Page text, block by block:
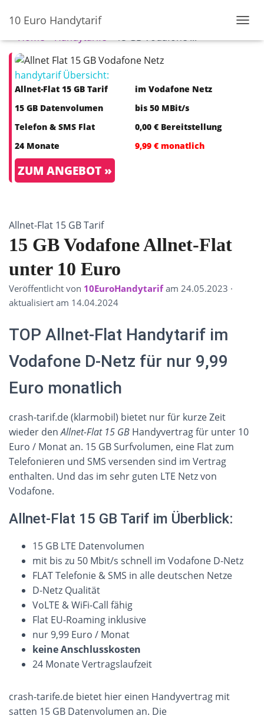
10 Euro Handytarif
A
Home»Handytarife»15 GB Vodafone ...
handytarif Übersicht:
Allnet-Flat 15 GB Tarif
15 GB Datenvolumen
Telefon & SMS Flat
24 Monate
im Vodafone Netz
bis 50 MBit/s
0,00 € Bereitstellung
9,99 € monatlich
ZUM ANGEBOT »
Allnet-Flat 15 GB Tarif
15 GB Vodafone Allnet-Flat
unter 10 Euro
Veröffentlicht von 10EuroHandytarifam 24.05.2023 ·
aktualisiert am 14.04.2024
TOP Allnet-Flat Handytarif im
Vodafone D-Netz für nur 9,99
Euro monatlich
crash-tarif.de (klarmobil) bietet nur für kurze Zeit
wieder denAllnet-Flat 15 GB Handyvertrag für unter 10
Euro / Monat an. 15 GB Surfvolumen, eine Flat zum
Telefonieren und SMS versenden sind im Vertrag
enthalten. Und das im sehr guten LTE Netz von
Vodafone.
Allnet-Flat 15 GB Tarif im Überblick:
15 GB LTE Datenvolumen
mit bis zu 50 Mbit/s schnell im Vodafone D-Netz
FLAT Telefonie & SMS in alle deutschen Netze
D-Netz Qualität
VoLTE & WiFi-Call fähig
Flat EU-Roaming inklusive
nur 9,99 Euro / Monat
keine Anschlusskosten
24 Monate Vertragslaufzeit
crash-tarife.de bietet hier einen Handyvertrag mit
satten 15 GB Datenvolumen an. Die